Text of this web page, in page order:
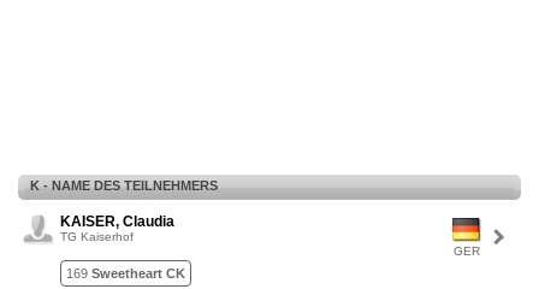
K - NAME DES TEILNEHMERS
GER
KAISER, Claudia
TG Kaiserhof
169 Sweetheart CK